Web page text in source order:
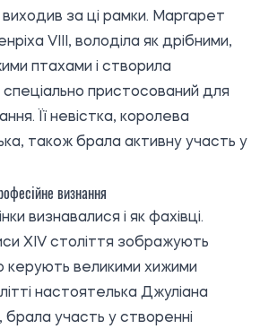
за ці рамки. Маргарет
VIII, володіла як дрібними,
птахами і створила
спеціально пристосований для
Її невістка, королева
також брала активну участь у
визнання
визнавалися і як фахівці.
XIV століття зображують
керують великими хижими
настоятелька Джуліана
брала участь у створенні